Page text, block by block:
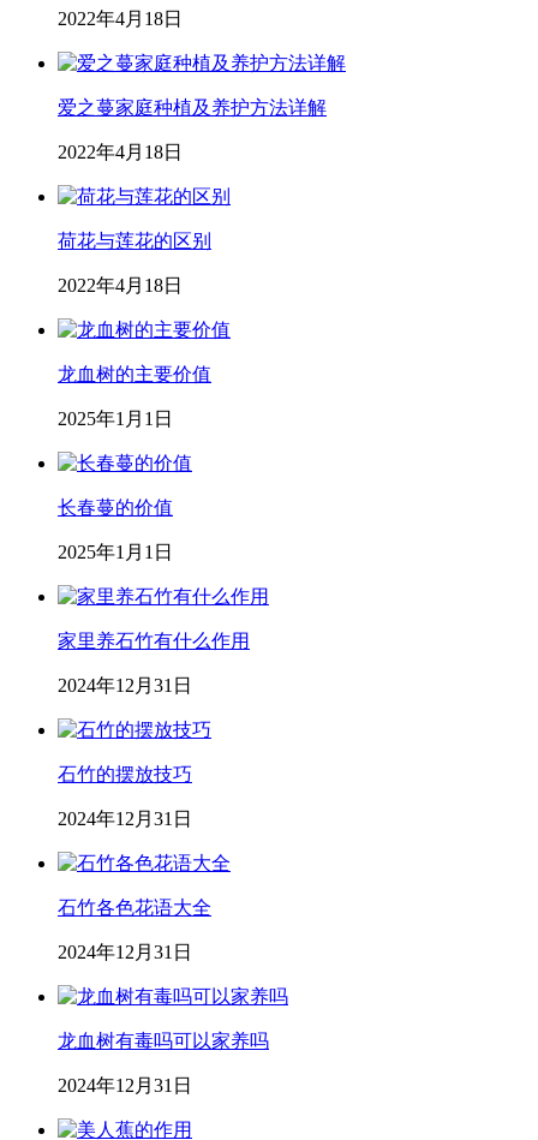
2022年4月18日
爱之蔓家庭种植及养护方法详解
2022年4月18日
荷花与莲花的区别
2022年4月18日
龙血树的主要价值
2025年1月1日
长春蔓的价值
2025年1月1日
家里养石竹有什么作用
2024年12月31日
石竹的摆放技巧
2024年12月31日
石竹各色花语大全
2024年12月31日
龙血树有毒吗可以家养吗
2024年12月31日